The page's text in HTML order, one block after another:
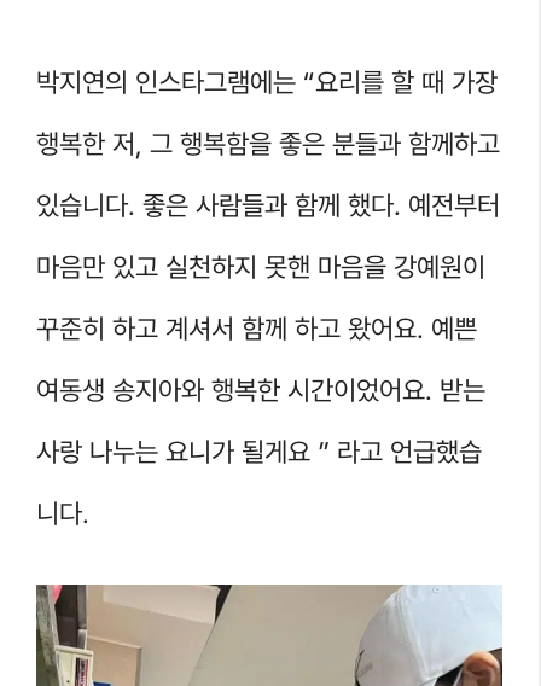
박지연의 인스타그램에는 “요리를 할 때 가장
행복한 저, 그 행복함을 좋은 분들과 함께하고
있습니다. 좋은 사람들과 함께 했다. 예전부터
마음만 있고 실천하지 못핸 마음을 강예원이
꾸준히 하고 계셔서 함께 하고 왔어요. 예쁜
여동생 송지아와 행복한 시간이었어요. 받는
사랑 나누는 요니가 될게요 ” 라고 언급했습
니다.